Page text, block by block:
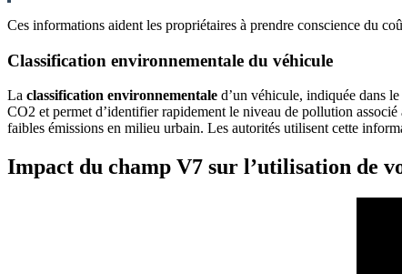
Ces informations aident les propriétaires à prendre conscience du
Classification environnementale du véhicule
La classification environnementale d’un véhicule, indiquée dans
CO2 et permet d’identifier rapidement le niveau de pollution
faibles émissions en milieu urbain. Les autorités utilisent cette
Impact du champ V7 sur l’utilisation de